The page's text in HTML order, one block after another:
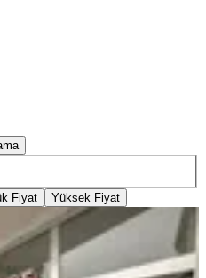
Fiyat Yüksek Fiyat
Cadde Üzeri Köşe
M2